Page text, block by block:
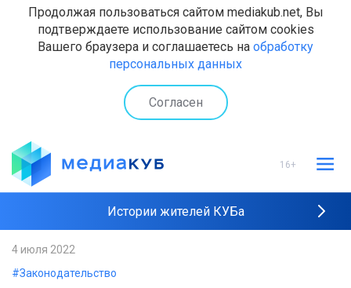
Продолжая пользоваться сайтом mediakub.net, Вы
подтверждаете использование сайтом cookies
Вашего браузера и соглашаетесь на обработку
персональных данных
Согласен
16+
Истории жителей КУБа
4 июля 2022
#Законодательство